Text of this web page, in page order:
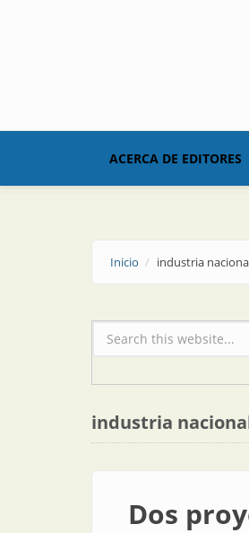
ACERCA DE EDITORES
Inicio industria
Formulario de
industria
Dos